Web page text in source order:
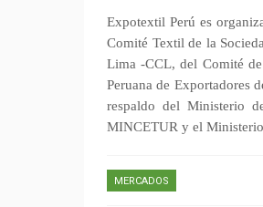
Expotextil Perú es
Comité Textil de la
Lima -CCL, del Comité
Peruana de Exportadores
respaldo del Ministerio
MINCETUR y el
MERCADOS